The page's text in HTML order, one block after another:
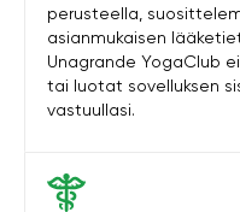
perusteella,
asianmukaisen
Unagrande YogaClub
tai luotat sovelluksen
vastuullasi.